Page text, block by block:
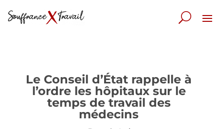
Le Conseil d’État rappelle à
l’ordre les hôpitaux sur le
temps de travail des
médecins